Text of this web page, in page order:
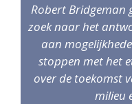
Robert Bridgeman
zoek naar het
aan
stoppen met het
over de toekomst
milieu